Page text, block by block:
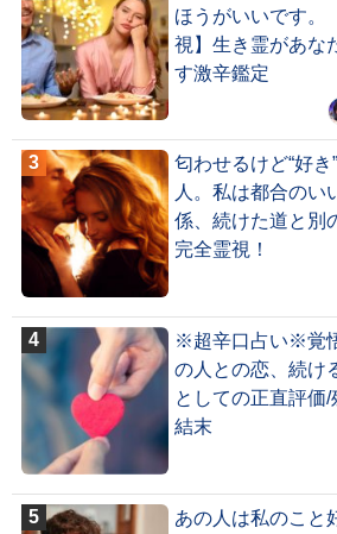
ほうがいいです。
視】生き霊があな
す激辛鑑定
匂わせるけど“好
人。私は都合のい
係、続けた道と別
完全霊視！
※超辛口占い※覚
の人との恋、続け
としての正直評価
結末
あの人は私のこと